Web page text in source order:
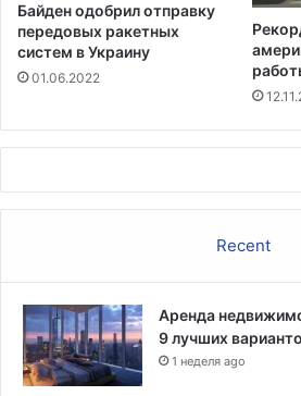
с
с
е
о
а
м
п
а
d
n
и
Байден одобрил отправку
передовых ракетных
систем в Украину
01.06.2022
Recent
Аренда
9 лучших
1 неделя ago